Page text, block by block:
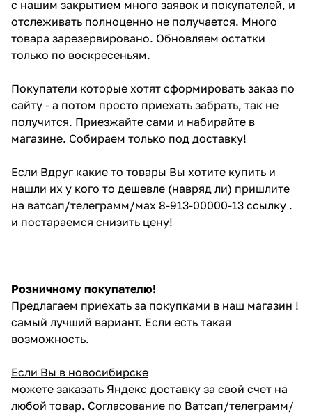
с нашим закрытием много заявок и покупателей, и
отслеживать полноценно не получается. Много
товара зарезервировано. Обновляем остатки
только по воскресеньям.
Покупатели которые хотят сформировать заказ по
сайту - а потом просто приехать забрать, так не
получится. Приезжайте сами и набирайте в
магазине. Собираем только под доставку!
Если Вдруг какие то товары Вы хотите купить и
нашли их у кого то дешевле (навряд ли) пришлите
на ватсап/телеграмм/мах 8-913-00000-13 ссылку .
и постараемся снизить цену!
Розничному покупателю!
Предлагаем приехать за покупками в наш магазин !
самый лучший вариант. Если есть такая
возможность.
Если Вы в новосибирске
можете заказать Яндекс доставку за свой счет на
любой товар. Согласование по Ватсап/телеграмм/